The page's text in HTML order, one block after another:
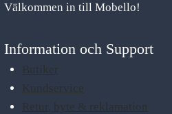
Välkommen in till Mobello!
Information och Support
Butiker
Kundservice
Retur, byte & reklamation